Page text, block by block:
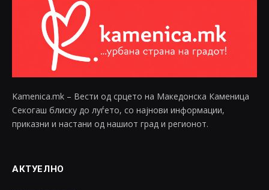
Kamenica.mk – Вести од срцето на Македонска Каменица
Секогаш блиску до луѓето, со најнови информации,
приказни и настани од нашиот град и регионот.
АКТУЕЛНО